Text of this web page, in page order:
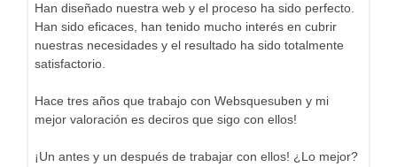
Han diseñado nuestra web y el proceso ha sido perfecto.
Han sido eficaces, han tenido mucho interés en cubrir
nuestras necesidades y el resultado ha sido totalmente
satisfactorio.
Hace tres años que trabajo con Websquesuben y mi
mejor valoración es deciros que sigo con ellos!
¡Un antes y un después de trabajar con ellos! ¿Lo mejor?